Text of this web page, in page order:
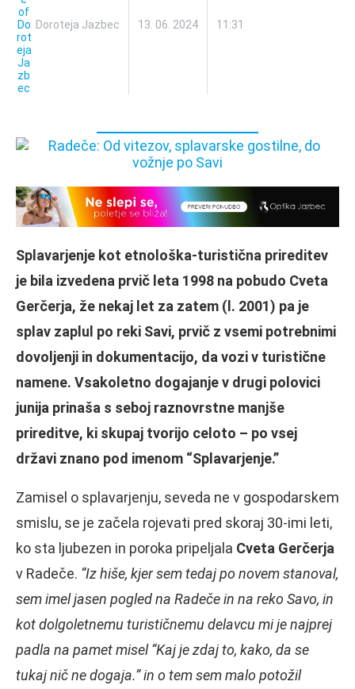
Doroteja Jazbec 13. 06. 2024 11:31
Splavarjenje kot etnološka-turistična prireditev
je bila izvedena prvič leta 1998 na pobudo Cveta
Gerčerja, že nekaj let za zatem (l. 2001) pa je
splav zaplul po reki Savi, prvič z vsemi potrebnimi
dovoljenji in dokumentacijo, da vozi v turistične
namene. Vsakoletno dogajanje v drugi polovici
junija prinaša s seboj raznovrstne manjše
prireditve, ki skupaj tvorijo celoto – po vsej
državi znano pod imenom “Splavarjenje.”
Zamisel o splavarjenju, seveda ne v gospodarskem
smislu, se je začela rojevati pred skoraj 30-imi leti,
ko sta ljubezen in poroka pripeljala Cveta Gerčerja
v Radeče. “Iz hiše, kjer sem tedaj po novem stanoval,
sem imel jasen pogled na Radeče in na reko Savo, in
kot dolgoletnemu turističnemu delavcu mi je najprej
padla na pamet misel “Kaj je zdaj to, kako, da se
tukaj nič ne dogaja.”in o tem sem malo potožil